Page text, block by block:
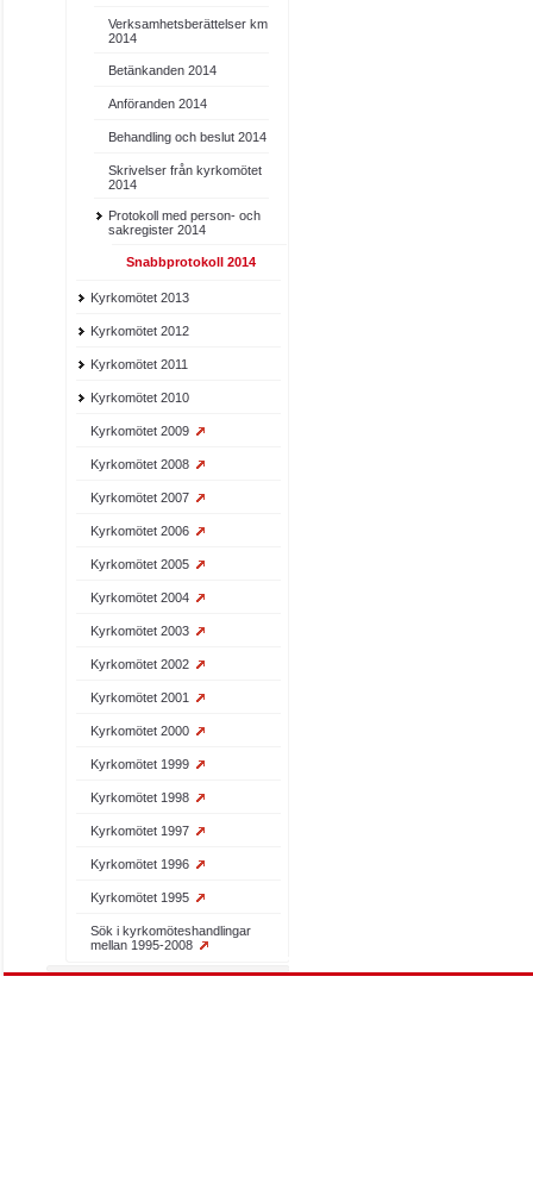
Verksamhetsberättelser km
2014
Betänkanden 2014
Anföranden 2014
Behandling och beslut 2014
Skrivelser från kyrkomötet
2014
Protokoll med person- och
sakregister 2014
Snabbprotokoll 2014
Kyrkomötet 2013
Kyrkomötet 2012
Kyrkomötet 2011
Kyrkomötet 2010
Kyrkomötet 2009
Kyrkomötet 2008
Kyrkomötet 2007
Kyrkomötet 2006
Kyrkomötet 2005
Kyrkomötet 2004
Kyrkomötet 2003
Kyrkomötet 2002
Kyrkomötet 2001
Kyrkomötet 2000
Kyrkomötet 1999
Kyrkomötet 1998
Kyrkomötet 1997
Kyrkomötet 1996
Kyrkomötet 1995
Sök i kyrkomöteshandlingar
mellan 1995-2008